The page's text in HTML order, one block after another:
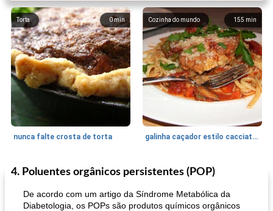
0min
Torta
nunca falte crosta de torta
155 min
Cozinha do mundo
galinha caçador estilo cacciatore
1470min
Feriados e Eventos Punch Beverage
4. Poluentes orgânicos persistentes (POP)
De acordo com um artigo da Síndrome Metabólica da
Diabetologia, os POPs são produtos químicos orgânicos